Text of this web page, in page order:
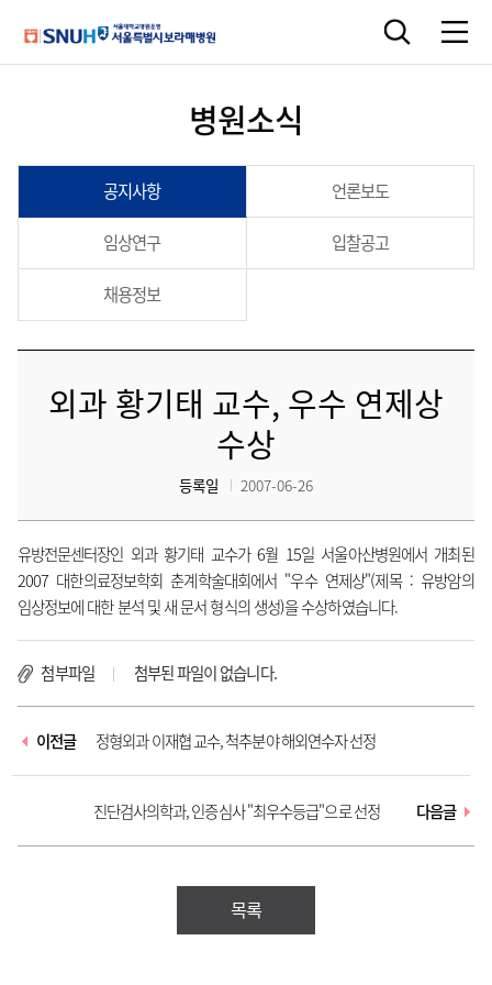
병원소식
공지사항 언론보도
임상연구 입찰공고
채용정보
외과 황기태 교수, 우수 연제상
수상
등록일 2007-06-26
유방전문센터장인 외과 황기태 교수가 6월 15일 서울아산병원에서 개최된
2007 대한의료정보학회 춘계학술대회에서 "우수 연제상"(제목 : 유방암의
임상정보에 대한 분석 및 새 문서 형식의 생성)을 수상하였습니다.
첨부파일 첨부된 파일이 없습니다.
이전글 정형외과 이재협 교수, 척추분야 해외연수자 선정
진단검사의학과, 인증심사 "최우수등급"으로 선정 다음글
목록